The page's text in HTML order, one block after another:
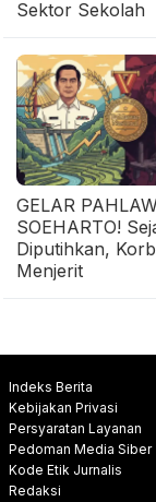
Sektor Sekolah
GELAR
SOEHARTO!
Diputihkan,
Menjerit
Indeks Berita
Kebijakan Privasi
Persyaratan Layanan
Pedoman Media Siber
Kode Etik Jurnalis
Redaksi